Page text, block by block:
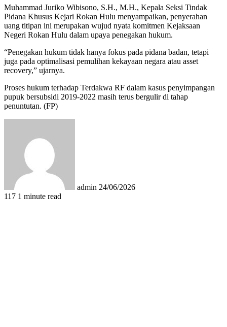
Muhammad Juriko Wibisono, S.H., M.H., Kepala Seksi Tindak
Pidana Khusus Kejari Rokan Hulu menyampaikan, penyerahan
uang titipan ini merupakan wujud nyata komitmen Kejaksaan
Negeri Rokan Hulu dalam upaya penegakan hukum.
“Penegakan hukum tidak hanya fokus pada pidana badan, tetapi
juga pada optimalisasi pemulihan kekayaan negara atau asset
recovery,” ujarnya.
Proses hukum terhadap Terdakwa RF dalam kasus penyimpangan
pupuk bersubsidi 2019-2022 masih terus bergulir di tahap
penuntutan. (FP)
admin 24/06/2026
117 1 minute read